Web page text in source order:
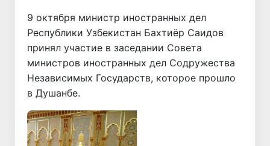
9 октября министр иностранных дел
Республики Узбекистан Бахтиёр Саидов
принял участие в заседании Совета
министров иностранных дел Содружества
Независимых Государств, которое прошло
в Душанбе.